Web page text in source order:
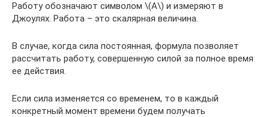
Работу обозначают символом \(A\) и измеряют в
Джоулях. Работа – это скалярная величина.
В случае, когда сила постоянная, формула позволяет
рассчитать работу, совершенную силой за полное время
ее действия.
Если сила изменяется со временем, то в каждый
конкретный момент времени будем получать